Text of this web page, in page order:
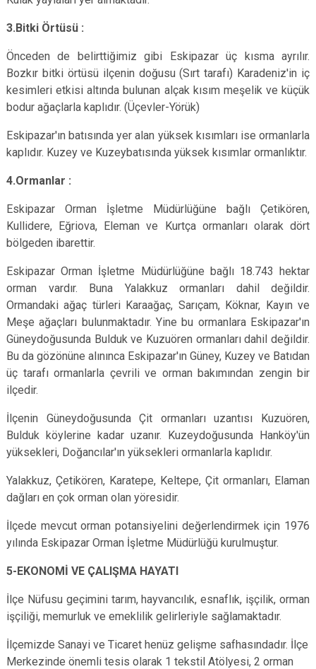
3.Bitki Örtüsü :
Önceden de belirttiğimiz gibi Eskipazar üç kısma ayrılır.
Bozkır bitki örtüsü ilçenin doğusu (Sırt tarafı) Karadeniz'in iç
kesimleri etkisi altında bulunan alçak kısım meşelik ve küçük
bodur ağaçlarla kaplıdır. (Üçevler-Yörük)
Eskipazar'ın batısında yer alan yüksek kısımları ise ormanlarla
kaplıdır. Kuzey ve Kuzeybatısında yüksek kısımlar ormanlıktır.
4.Ormanlar :
Eskipazar Orman İşletme Müdürlüğüne bağlı Çetikören,
Kullidere, Eğriova, Eleman ve Kurtça ormanları olarak dört
bölgeden ibarettir.
Eskipazar Orman İşletme Müdürlüğüne bağlı 18.743 hektar
orman vardır. Buna Yalakkuz ormanları dahil değildir.
Ormandaki ağaç türleri Karaağaç, Sarıçam, Köknar, Kayın ve
Meşe ağaçları bulunmaktadır. Yine bu ormanlara Eskipazar'ın
Güneydoğusunda Bulduk ve Kuzuören ormanları dahil değildir.
Bu da gözönüne alınınca Eskipazar'ın Güney, Kuzey ve Batıdan
üç tarafı ormanlarla çevrili ve orman bakımından zengin bir
ilçedir.
İlçenin Güneydoğusunda Çit ormanları uzantısı Kuzuören,
Bulduk köylerine kadar uzanır. Kuzeydoğusunda Hanköy'ün
yüksekleri, Doğancılar'ın yüksekleri ormanlarla kaplıdır.
Yalakkuz, Çetikören, Karatepe, Keltepe, Çit ormanları, Elaman
dağları en çok orman olan yöresidir.
İlçede mevcut orman potansiyelini değerlendirmek için 1976
yılında Eskipazar Orman İşletme Müdürlüğü kurulmuştur.
5-EKONOMİ VE ÇALIŞMA HAYATI
İlçe Nüfusu geçimini tarım, hayvancılık, esnaflık, işçilik, orman
işçiliği, memurluk ve emeklilik gelirleriyle sağlamaktadır.
İlçemizde Sanayi ve Ticaret henüz gelişme safhasındadır. İlçe
Merkezinde önemli tesis olarak 1 tekstil Atölyesi, 2 orman